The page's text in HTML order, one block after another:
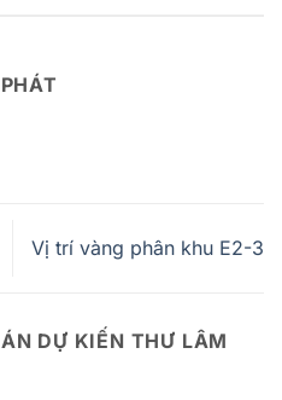
Vị trí vàng phân khu E2-3
DỰ KIẾN THƯ LÂM